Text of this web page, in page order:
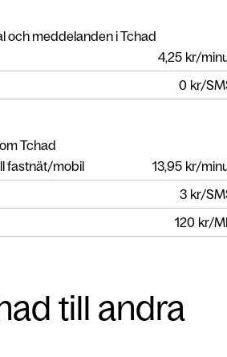
och meddelanden i Tchad
4,25 kr/
0 kr/
Tchad
fastnät/mobil
13,95 kr/
3 kr/
120 kr/
till andra